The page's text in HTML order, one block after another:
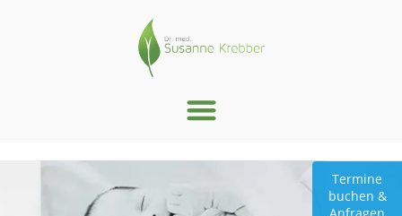
Termine
buchen &
Termine
buchen &